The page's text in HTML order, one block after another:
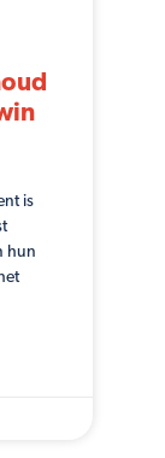
is
hun